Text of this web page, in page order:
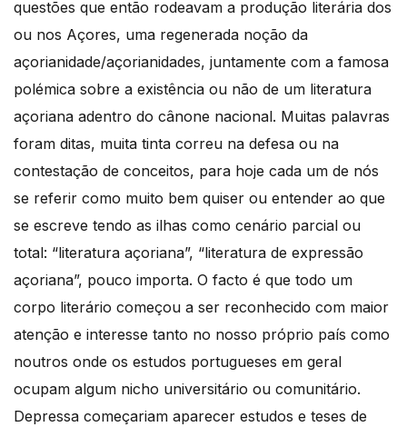
questões que então rodeavam a produção literária dos
ou nos Açores, uma regenerada noção da
açorianidade/açorianidades, juntamente com a famosa
polémica sobre a existência ou não de um literatura
açoriana adentro do cânone nacional. Muitas palavras
foram ditas, muita tinta correu na defesa ou na
contestação de conceitos, para hoje cada um de nós
se referir como muito bem quiser ou entender ao que
se escreve tendo as ilhas como cenário parcial ou
total: “literatura açoriana”, “literatura de expressão
açoriana”, pouco importa. O facto é que todo um
corpo literário começou a ser reconhecido com maior
atenção e interesse tanto no nosso próprio país como
noutros onde os estudos portugueses em geral
ocupam algum nicho universitário ou comunitário.
Depressa começariam aparecer estudos e teses de